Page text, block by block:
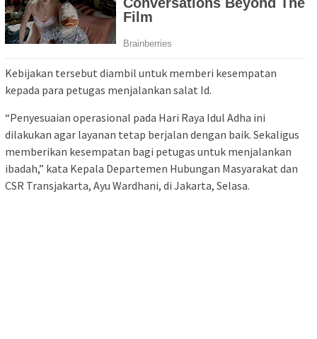
Kebijakan tersebut diambil untuk memberi kesempatan
kepada para petugas menjalankan salat Id.
“Penyesuaian operasional pada Hari Raya Idul Adha ini
dilakukan agar layanan tetap berjalan dengan baik. Sekaligus
memberikan kesempatan bagi petugas untuk menjalankan
ibadah,” kata Kepala Departemen Hubungan Masyarakat dan
CSR Transjakarta, Ayu Wardhani, di Jakarta, Selasa.